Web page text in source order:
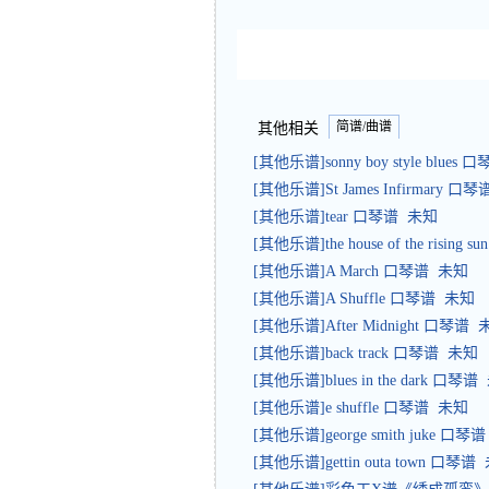
其他相关 简谱/曲谱
[其他乐谱]sonny boy style blues 口
[其他乐谱]St James Infirmary 口琴
[其他乐谱]tear 口琴谱 未知
[其他乐谱]the house of the rising
[其他乐谱]A March 口琴谱 未知
[其他乐谱]A Shuffle 口琴谱 未知
[其他乐谱]After Midnight 口琴谱
[其他乐谱]back track 口琴谱 未知
[其他乐谱]blues in the dark 口琴谱
[其他乐谱]e shuffle 口琴谱 未知
[其他乐谱]george smith juke 口琴
[其他乐谱]gettin outa town 口琴谱